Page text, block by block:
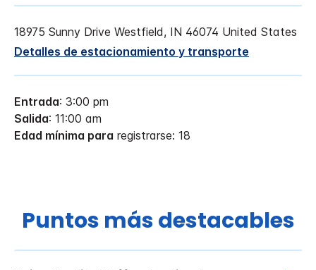
18975 Sunny Drive Westfield, IN 46074 United States
Detalles de estacionamiento y transporte
Entrada: 3:00 pm
Salida: 11:00 am
Edad mínima para registrarse: 18
Puntos más destacables